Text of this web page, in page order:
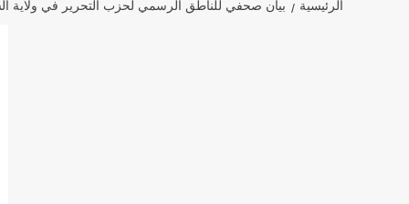
الرئيسية بيان صحفي للناطق الرسمي لحزب التحرير في ولاية